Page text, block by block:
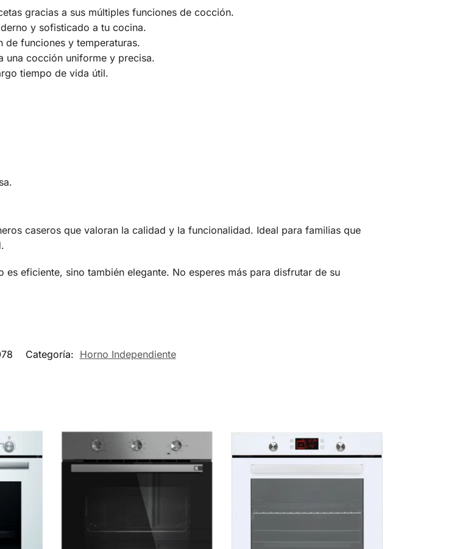
gracias a sus múltiples funciones de cocción.
y sofisticado a tu cocina.
de funciones y temperaturas.
una cocción uniforme y precisa.
tiempo de vida útil.
caseros que valoran la calidad y la funcionalidad. Ideal para familias que
eficiente, sino también elegante. No esperes más para disfrutar de su
Categoría: Horno Independiente